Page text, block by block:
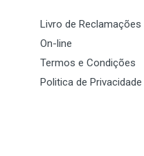
Livro de Reclamações
On-line
Termos e Condições
Politica de Privacidade